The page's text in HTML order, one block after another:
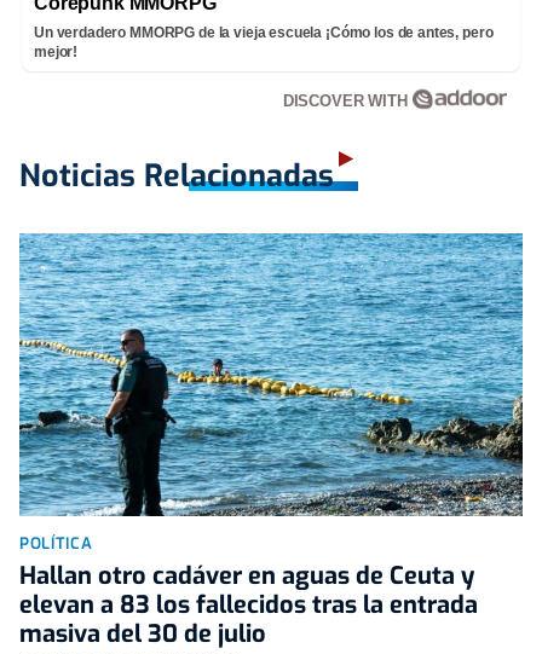
Un verdadero MMORPG de la vieja escuela ¡Cómo los de antes, pero
mejor!
DISCOVER WITH
Noticias Relacionadas
POLÍTICA
Hallan otro cadáver en aguas de Ceuta y
elevan a 83 los fallecidos tras la entrada
masiva del 30 de julio